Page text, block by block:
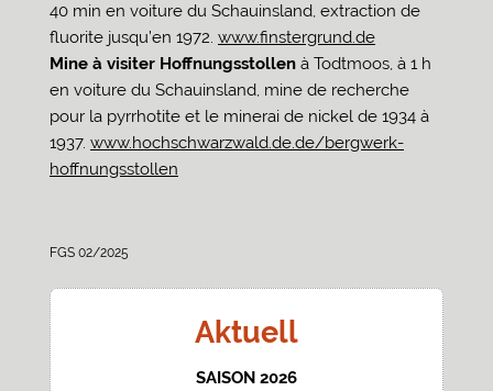
40 min en voiture du Schauinsland, extraction de
fluorite jusqu’en 1972. www.finstergrund.de
Mine à visiter Hoffnungsstollen à Todtmoos, à 1 h
en voiture du Schauinsland, mine de recherche
pour la pyrrhotite et le minerai de nickel de 1934 à
1937. www.hochschwarzwald.de.de/bergwerk-
hoffnungsstollen
FGS 02/2025
Aktuell
SAISON 2026